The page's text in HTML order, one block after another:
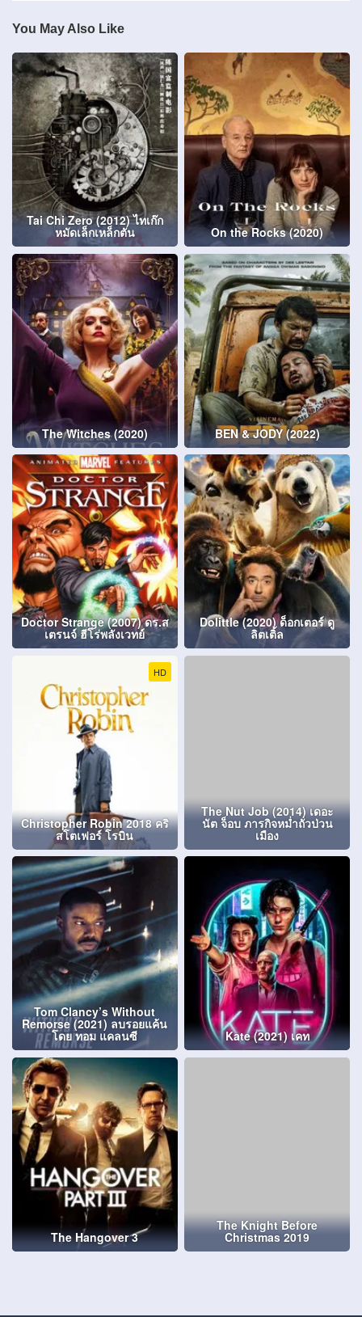
You May Also Like
Tai Chi Zero (2012) ไทเก๊ก
หมัดเล็กเหล็กตัน On the Rocks (2020)
The Witches (2020) BEN & JODY (2022)
Doctor Strange (2007) ดร.ส
เตรนจ์ ฮีโร่พลังเวทย์
Dolittle (2020) ด็อกเตอร์ ดู
ลิตเติ้ล
HD
Christopher Robin 2018 คริ
สโตเฟอร์ โรบิน
The Nut Job (2014) เดอะ
นัต จ็อบ ภารกิจหม่ำถั่วป่วน
เมือง
Tom Clancy’s Without
Remorse (2021) ลบรอยแค้น
โดย ทอม แคลนซี Kate (2021) เคท
The Hangover 3
The Knight Before
Christmas 2019